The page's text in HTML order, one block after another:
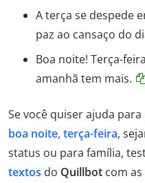
A terça se despede
paz ao cansaço do
Boa noite! Terça-
amanhã tem mais.
Se você quiser ajuda
boa noite, terça-feira,
status ou para família,
textos do Quillbot com